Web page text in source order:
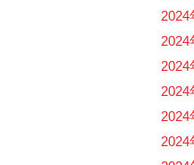
2024
2024
2024
2024
2024
2024